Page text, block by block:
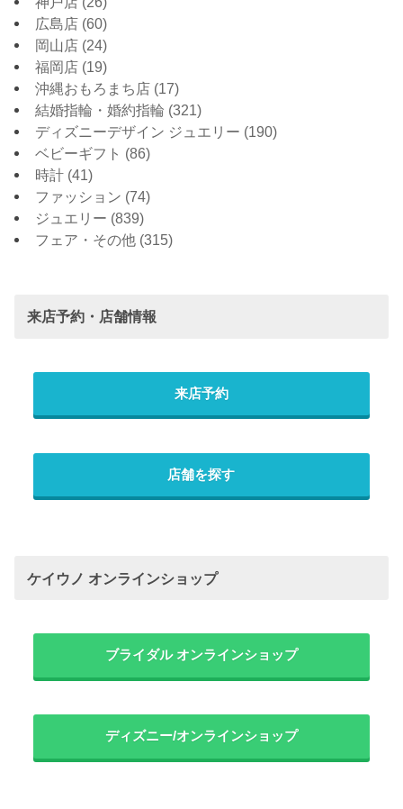
広島店 (60)
岡山店 (24)
福岡店 (19)
沖縄おもろまち店 (17)
結婚指輪・婚約指輪 (321)
ディズニーデザイン ジュエリー (190)
ベビーギフト (86)
時計 (41)
ファッション (74)
ジュエリー (839)
フェア・その他 (315)
来店予約・店舗情報
来店予約
店舗を探す
ケイウノ オンラインショップ
ブライダル オンラインショップ
ディズニー/オンラインショップ